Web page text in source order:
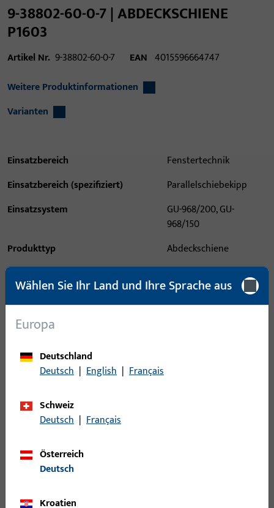
9-38802-60-0-7 | ABDECKSCHIENE
P1603
Artikel Nr. 9-38802-60-0-7 EAN 4015596664747
Weitere Produktinformationen
Varianten
Einsatzbereich
Fenstertechnik
Einsatzbereich (spezifiziert)
Parallelschiebekipp
Einsatzsystem
GU-968/200, GU-
968/150
Produkttyp
Abdeckschiene
Oberflächenbeschreibung
3,28 KG
Verpackungseinheit
Bitte melden Sie sich mit Ihren Kundendaten an um eine
Wählen Sie Ihr Land und Ihre Sprache aus
Europa
Deutschland
Deutsch | English | Français
Schweiz
Deutsch | Français
Österreich
Deutsch
Kroatien